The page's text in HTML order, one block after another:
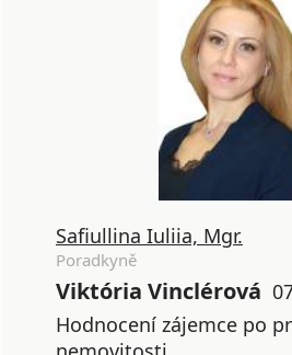
Safiullina Iuliia, Mgr.
Poradkyně
Viktória Vinclérová
Hodnocení zájemce po